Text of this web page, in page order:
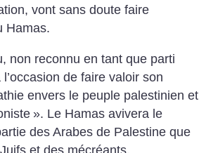
vont sans doute faire
Hamas.
non reconnu en tant que parti
de faire valoir son
envers le peuple palestinien et
». Le Hamas avivera le
des Arabes de Palestine que